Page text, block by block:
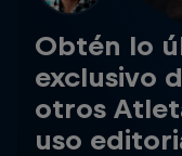
Obtén lo
exclusivo
otros
uso